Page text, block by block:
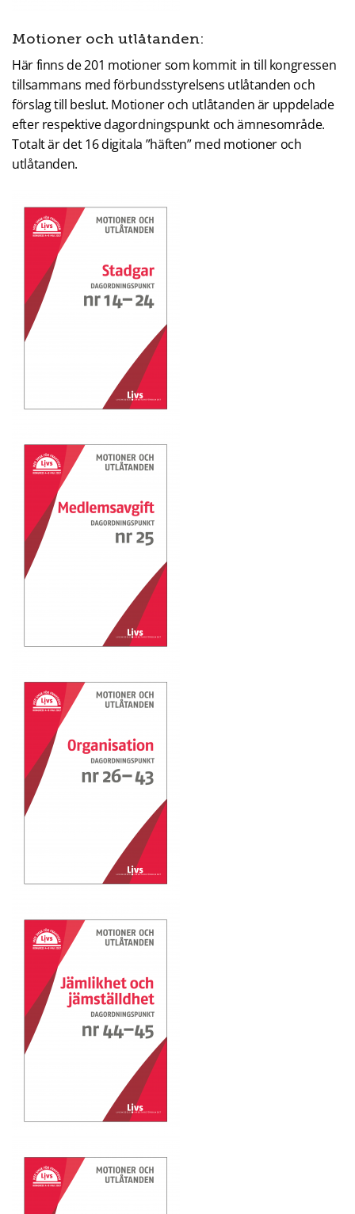
Motioner och utlåtanden:
Här finns de 201 motioner som kommit in till kongressen
tillsammans med förbundsstyrelsens utlåtanden och
förslag till beslut. Motioner och utlåtanden är uppdelade
efter respektive dagordningspunkt och ämnesområde.
Totalt är det 16 digitala ”häften” med motioner och
utlåtanden.